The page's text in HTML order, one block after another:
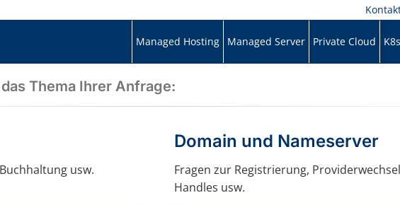
Managed Hosting Managed Server Private Cloud
Thema Ihrer Anfrage:
usw.
Domain und Nameserver
Fragen zur Registrierung,
Handles usw.